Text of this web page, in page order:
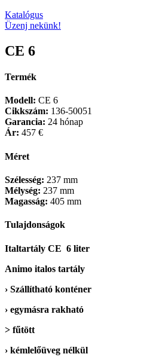
Katalógus
Üzenj nekünk!
CE 6
Termék
Modell: CE 6
Cikkszám: 136-50051
Garancia: 24 hónap
Ár: 457 €
Méret
Szélesség: 237 mm
Mélység: 237 mm
Magasság: 405 mm
Tulajdonságok
Italtartály CE 6 liter
Animo italos tartály
› Szállítható konténer
› egymásra rakható
> fűtött
› kémlelőüveg nélkül